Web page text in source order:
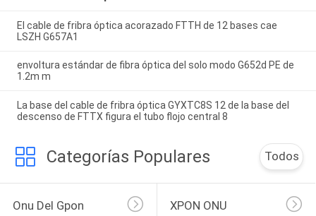
El cable de fribra óptica acorazado FTTH de 12 bases cae
LSZH G657A1
envoltura estándar de fibra óptica del solo modo G652d PE de
1.2m m
La base del cable de fribra óptica GYXTC8S 12 de la base del
descenso de FTTX figura el tubo flojo central 8
Categorías Populares Todos
Onu Del Gpon XPON ONU